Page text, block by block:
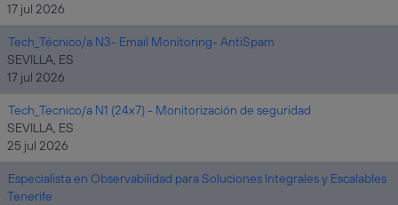
17 jul 2026
Tech_Técnico/a N3- Email Monitoring- AntiSpam
SEVILLA, ES
17 jul 2026
Tech_Tecnico/a N1 (24x7) - Monitorización de seguridad
SEVILLA, ES
25 jul 2026
Especialista en Observabilidad para Soluciones Integrales y Escalables
Tenerife